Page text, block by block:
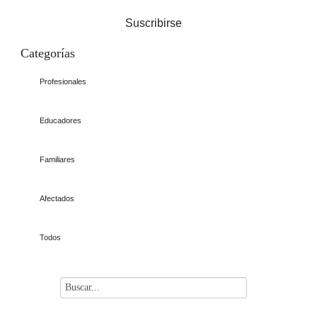
Suscribirse
Categorías
Profesionales
Educadores
Familiares
Afectados
Todos